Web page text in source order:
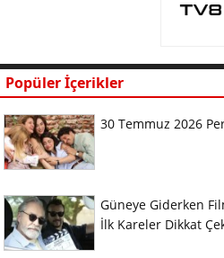
Popüler İçerikler
30 Temmuz 2026
Güneye Giderken
İlk Kareler Dikkat